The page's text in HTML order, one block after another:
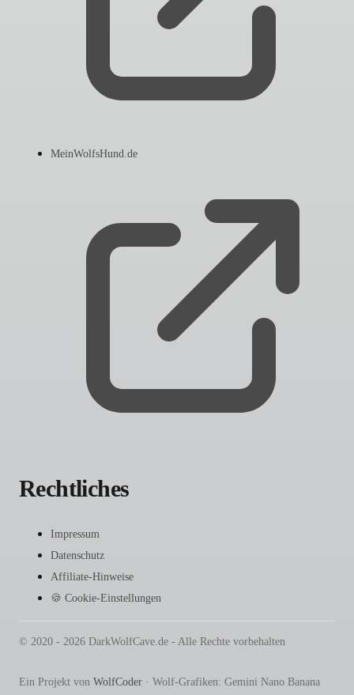
MeinWolfsHund.de
Rechtliches
Impressum
Datenschutz
Affiliate-Hinweise
🍪 Cookie-Einstellungen
© 2020 - 2026 DarkWolfCave.de - Alle Rechte vorbehalten
Ein Projekt von WolfCoder · Wolf-Grafiken: Gemini Nano Banana